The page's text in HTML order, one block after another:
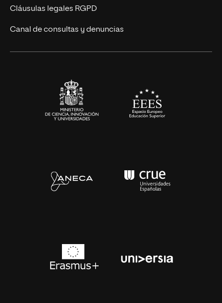
UNIR Revista
Eventos
Cláusulas legales RGPD
Canal de consultas y denuncias